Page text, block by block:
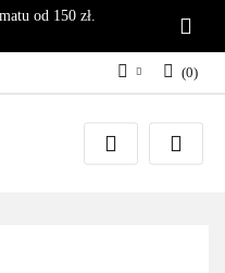
od 150 zł.
Zaloguj się
Załóż konto
(0)